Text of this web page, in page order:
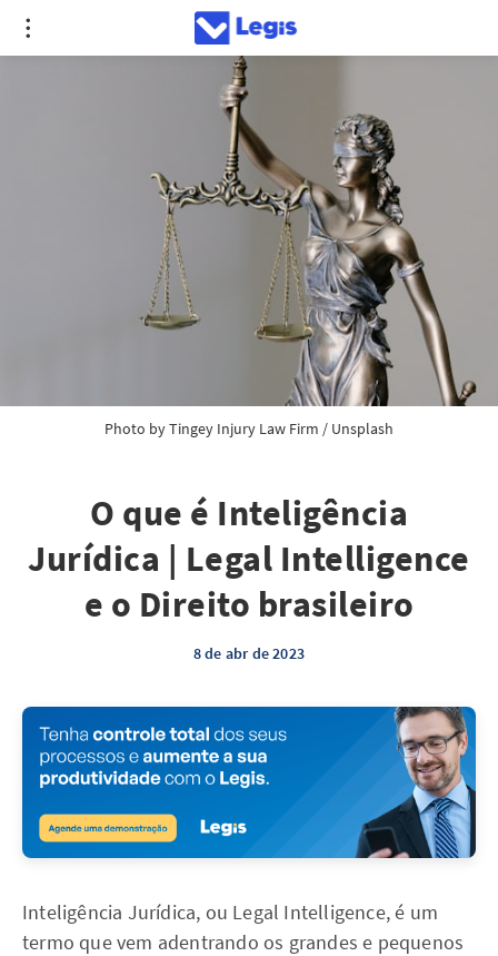
Photo by Tingey Injury Law Firm / Unsplash
O que é Inteligência
Jurídica | Legal Intelligence
e o Direito brasileiro
8 de abr de 2023
Inteligência Jurídica, ou Legal Intelligence, é um
termo que vem adentrando os grandes e pequenos